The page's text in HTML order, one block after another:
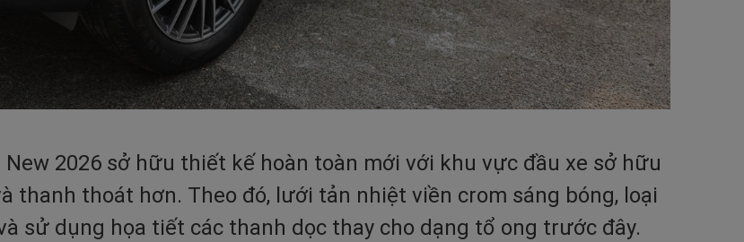
New 2026 sở hữu thiết kế hoàn toàn mới với khu vực đầu xe sở hữu
thanh thoát hơn. Theo đó, lưới tản nhiệt viền crom sáng bóng, loại
sử dụng họa tiết các thanh dọc thay cho dạng tổ ong trước đây.